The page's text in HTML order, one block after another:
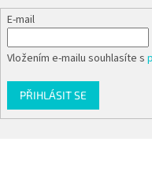
E-mail
Vložením e-mailu souhlasíte s
PŘIHLÁSIT SE